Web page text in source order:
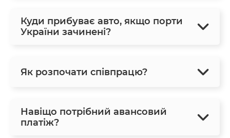
Куди прибуває авто, якщо порти
України зачинені?
Як розпочати співпрацю?
Навіщо потрібний авансовий
платіж?